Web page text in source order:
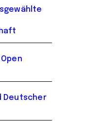
Deutscher